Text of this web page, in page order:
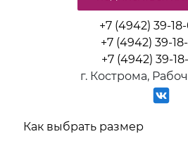
+7 (4942) 39-
+7 (4942) 39-
+7 (4942) 39-
г. Кострома,
Как выбрать размер